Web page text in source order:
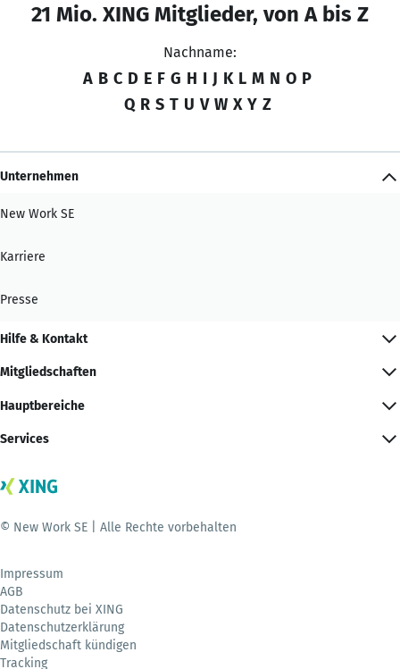
21 Mio. XING Mitglieder, von A bis Z
Nachname:
A B C D E F G H I J K L M N O P
Q R S T U V W X Y Z
Unternehmen
New Work SE
Karriere
Presse
Hilfe & Kontakt
Mitgliedschaften
Hauptbereiche
Services
© New Work SE | Alle Rechte vorbehalten
Impressum
AGB
Datenschutz bei XING
Datenschutzerklärung
Mitgliedschaft kündigen
Tracking